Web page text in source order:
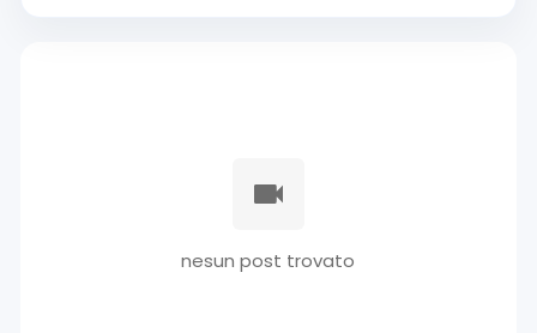
nesun post trovato